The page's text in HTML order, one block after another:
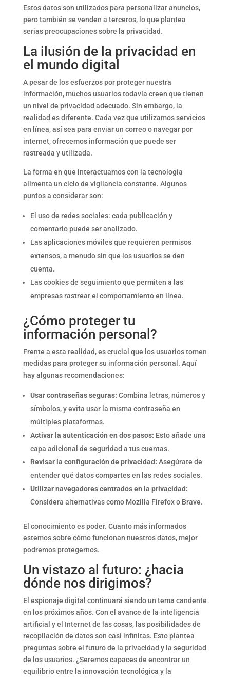
Estos datos son utilizados para personalizar anuncios,
pero también se venden a terceros, lo que plantea
serias preocupaciones sobre la privacidad.
La ilusión de la privacidad en
el mundo digital
A pesar de los esfuerzos por proteger nuestra
información, muchos usuarios todavía creen que tienen
un nivel de privacidad adecuado. Sin embargo, la
realidad es diferente. Cada vez que utilizamos servicios
en línea, así sea para enviar un correo o navegar por
internet, ofrecemos información que puede ser
rastreada y utilizada.
La forma en que interactuamos con la tecnología
alimenta un ciclo de vigilancia constante. Algunos
puntos a considerar son:
El uso de redes sociales: cada publicación y
comentario puede ser analizado.
Las aplicaciones móviles que requieren permisos
extensos, a menudo sin que los usuarios se den
cuenta.
Las cookies de seguimiento que permiten a las
empresas rastrear el comportamiento en línea.
¿Cómo proteger tu
información personal?
Frente a esta realidad, es crucial que los usuarios tomen
medidas para proteger su información personal. Aquí
hay algunas recomendaciones:
Usar contraseñas seguras: Combina letras, números y
símbolos, y evita usar la misma contraseña en
múltiples plataformas.
Activar la autenticación en dos pasos: Esto añade una
capa adicional de seguridad a tus cuentas.
Revisar la configuración de privacidad: Asegúrate de
entender qué datos compartes en las redes sociales.
Utilizar navegadores centrados en la privacidad:
Considera alternativas como Mozilla Firefox o Brave.
El conocimiento es poder. Cuanto más informados
estemos sobre cómo funcionan nuestros datos, mejor
podremos protegernos.
Un vistazo al futuro: ¿hacia
dónde nos dirigimos?
El espionaje digital continuará siendo un tema candente
en los próximos años. Con el avance de la inteligencia
artificial y el Internet de las cosas, las posibilidades de
recopilación de datos son casi infinitas. Esto plantea
preguntas sobre el futuro de la privacidad y la seguridad
de los usuarios. ¿Seremos capaces de encontrar un
equilibrio entre la innovación tecnológica y la